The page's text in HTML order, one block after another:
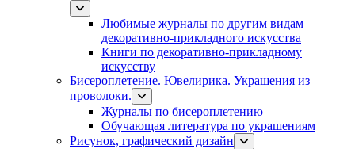
Любимые журналы по другим видам
декоративно-прикладного искусства
Книги по декоративно-прикладному
искусству
Бисероплетение. Ювелирика. Украшения из
проволоки.
Журналы по бисероплетению
Обучающая литература по украшениям
Рисунок, графический дизайн